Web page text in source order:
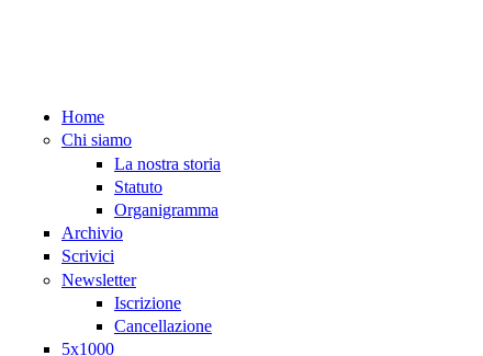
Home
Chi siamo
La nostra storia
Statuto
Organigramma
Archivio
Scrivici
Newsletter
Iscrizione
Cancellazione
5x1000